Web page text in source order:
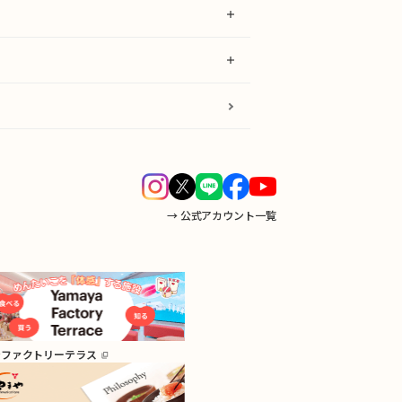
→ 公式アカウント一覧
ァクトリーテラス